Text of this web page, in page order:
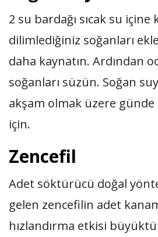
2 su bardağı sıcak su içine
dilimlediğiniz soğanları
daha kaynatın. Ardından
soğanları süzün. Soğan
akşam olmak üzere günde
için.
Zencefil
Adet söktürücü doğal
gelen zencefilin adet
hızlandırma etkisi